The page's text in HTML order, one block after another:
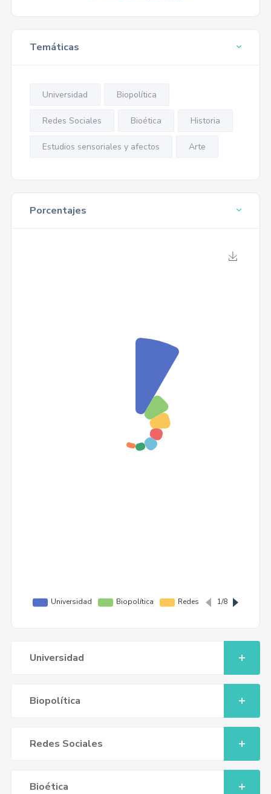
Temáticas
Universidad Biopolítica
Redes Sociales Bioética Historia
Estudios sensoriales y afectos Arte
Porcentajes
Universidad
Biopolítica
Redes Sociales
Bioética